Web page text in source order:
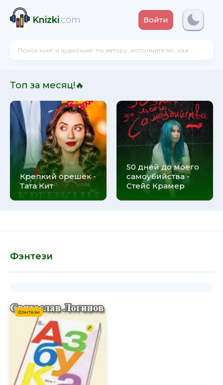
Knizki.com Войти
Топ за месяц!🔥
Крепкий орешек -
Тата Кит
50 дней до моего
самоубийства -
Стейс Крамер
Фэнтези
Фэнтези